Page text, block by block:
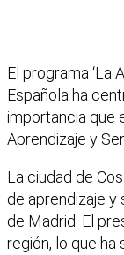
El programa ‘La
Española ha
importancia que
Aprendizaje y
La ciudad de
de aprendizaje y
de Madrid. El
región, lo que ha